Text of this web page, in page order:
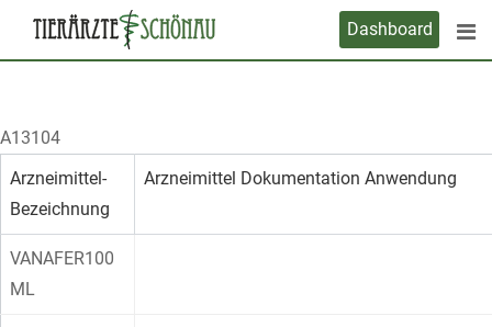
Dashboard
A13104
Arzneimittel-
Bezeichnung
Arzneimittel Dokumentation Anwendung
VANAFER100
ML